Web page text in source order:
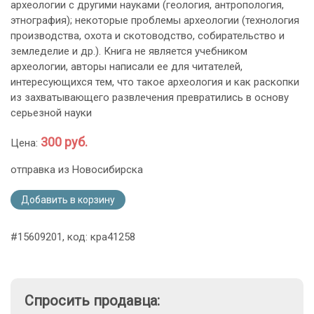
археологии с другими науками (геология, антропология,
этнография); некоторые проблемы археологии (технология
производства, охота и скотоводство, собирательство и
земледелие и др.). Книга не является учебником
археологии, авторы написали ее для читателей,
интересующихся тем, что такое археология и как раскопки
из захватывающего развлечения превратились в основу
серьезной науки
Цена: 300 руб.
отправка из Новосибирска
Добавить в корзину
#15609201, код: кра41258
Спросить продавца: